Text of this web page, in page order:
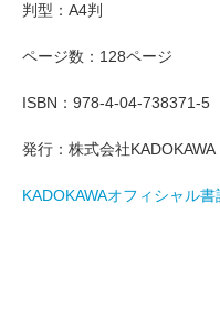
判型：A4判
ページ数：128ページ
ISBN：978-4-04-738371-5
発行：株式会社KADOKAWA
KADOKAWAオフィシャル